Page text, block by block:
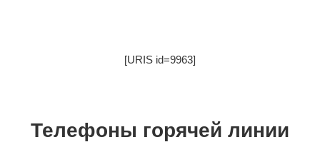
[URIS id=9963]
Телефоны горячей линии